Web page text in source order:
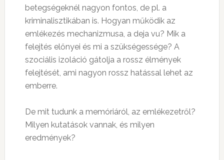
betegségeknél nagyon fontos, de pl. a
kriminalisztikában is. Hogyan működik az
emlékezés mechanizmusa, a deja vu? Mik a
felejtés előnyei és mi a szükségessége? A
szociális izoláció gátolja a rossz élmények
felejtését, ami nagyon rossz hatással lehet az
emberre.
De mit tudunk a memóriáról, az emlékezetről?
Milyen kutatások vannak, és milyen
eredmények?